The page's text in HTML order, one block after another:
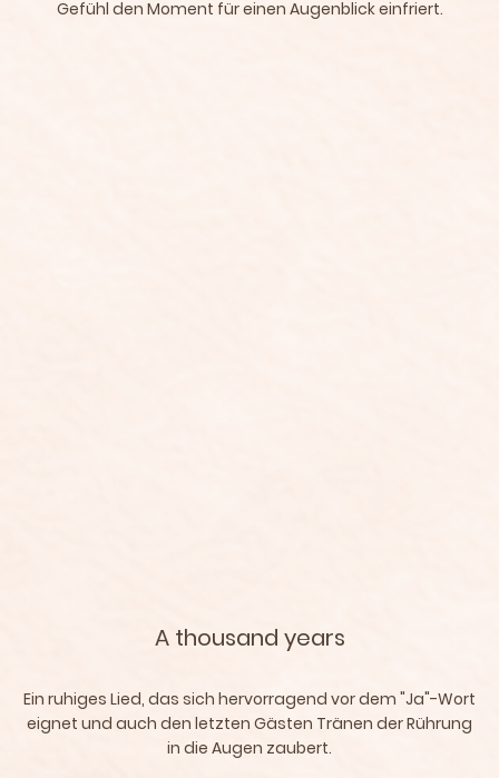
Gefühl den Moment für einen Augenblick einfriert.
A thousand years
Ein ruhiges Lied, das sich hervorragend vor dem "Ja"-Wort
eignet und auch den letzten Gästen Tränen der Rührung
in die Augen zaubert.